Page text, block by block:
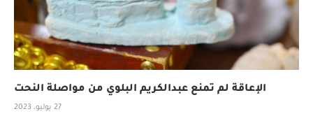
الإعاقة لم تمنع عبدالكريم البلوي من مواصلة النحت
27 يوليو، 2023